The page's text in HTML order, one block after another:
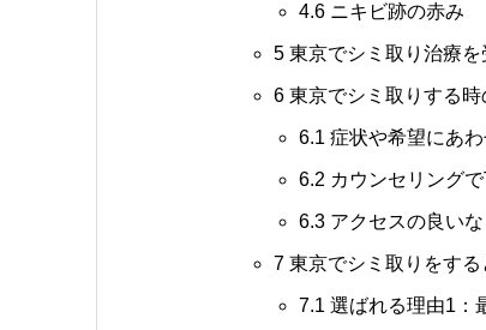
4.6ニキビ跡の赤み
5東京でシミ取り治療を
6東京でシミ取りする時
6.1 症状や希望にあ
6.2 カウンセリング
6.3アクセスの良い
7東京でシミ取りをする
7.1 選ばれる理由1：